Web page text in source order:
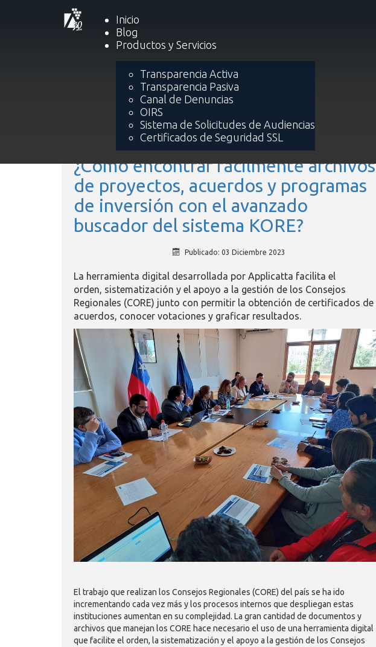
Inicio
Blog
Productos y Servicios
Transparencia Activa
Transparencia Pasiva
Canal de Denuncias
OIRS
Sistema de Solicitudes de Audiencias
Certificados de Seguridad SSL
¿Cómo encontrar fácilmente archivos
de proyectos, acuerdos y programas
de inversión con el avanzado
buscador del sistema KORE?
Publicado: 03 Diciembre 2023
La herramienta digital desarrollada por Applicatta facilita el
orden, sistematización y el apoyo a la gestión de los Consejos
Regionales (CORE) junto con permitir la obtención de certificados de
acuerdos, conocer votaciones y graficar resultados.
El trabajo que realizan los Consejos Regionales (CORE) del país se ha ido
incrementando cada vez más y los procesos internos que despliegan estas
instituciones aumentan en su complejidad. La gran cantidad de documentos y
archivos que manejan los CORE hace necesario el uso de una herramienta digital
que facilite el orden, la sistematización y el apoyo a la gestión de los Consejos